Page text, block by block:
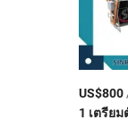
US$800
1 เตรียม